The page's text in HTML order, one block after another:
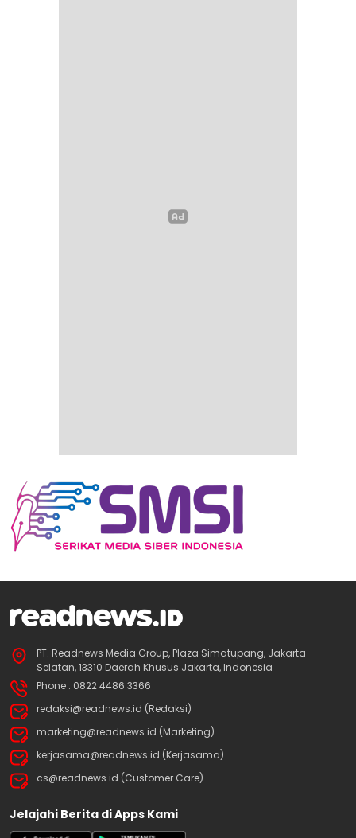
PT. Readnews Media Group, Plaza Simatupang, Jakarta
Selatan, 13310 Daerah Khusus Jakarta, Indonesia
Phone : 0822 4486 3366
redaksi@readnews.id (Redaksi)
marketing@readnews.id (Marketing)
kerjasama@readnews.id (Kerjasama)
cs@readnews.id (Customer Care)
Jelajahi Berita di Apps Kami